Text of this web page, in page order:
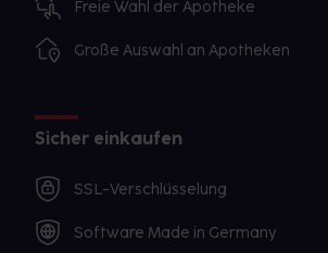
Freie Wahl der Apotheke
Große Auswahl an Apotheken
Sicher einkaufen
SSL-Verschlüsselung
Software Made in Germany